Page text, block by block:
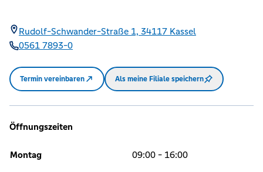
Rudolf-Schwander-Straße 1, 34117 Kassel
0561 7893-0
Termin vereinbaren Als meine Filiale speichern
Öffnungszeiten
Montag 09:00 - 16:00